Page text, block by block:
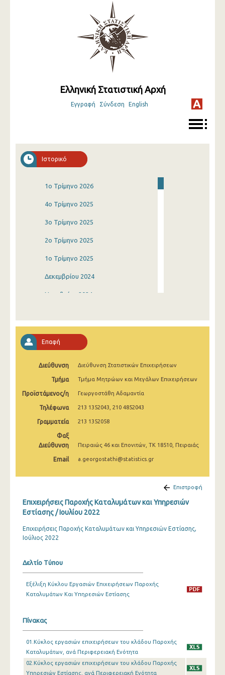
Ελληνική Στατιστική Αρχή
Εγγραφή Σύνδεση English
Ιστορικό
1o Τρίμηνο 2026
4o Τρίμηνο 2025
3o Τρίμηνο 2025
2o Τρίμηνο 2025
1o Τρίμηνο 2025
Δεκεμβρίου 2024
Νοεμβρίου 2024
Αυγούστου 2024
Ιουλίου 2024
Ιουνίου 2024
Μαΐου 2024
Απριλίου 2024
Μαρτίου 2024
Φεβρουαρίου 2024
Ιανουαρίου 2024
Νοεμβρίου 2023
Οκτωβρίου 2023
Ιουλίου 2023
Ιουνίου 2023
Απριλίου 2023
Μαρτίου 2023
Φεβρουαρίου 2023
Επαφή
Διεύθυνση Διεύθυνση Στατιστικών Επιχειρήσεων
Τμήμα Τμήμα Μητρώων και Μεγάλων Επιχειρήσεων
Προϊστάμενος/η Γεωργοστάθη Αδαμαντία
Τηλέφωνα 213 1352043, 210 4852043
Γραμματεία 213 1352058
Φαξ
Διεύθυνση
Πειραιώς 46 και Επονιτών, ΤΚ 18510, Πειραιάς
Email a.georgostathi@statistics.gr
Επιστροφή
Επιχειρήσεις Παροχής Καταλυμάτων και Υπηρεσιών
Εστίασης / Ιουλίου 2022
Επιχειρήσεις Παροχής Καταλυμάτων και Υπηρεσιών Εστίασης,
Ιούλιος 2022
Δελτίο Τύπου
Εξέλιξη Κύκλου Εργασιών Επιχειρήσεων Παροχής
Καταλυμάτων Και Υπηρεσιών Εστίασης
Πίνακας
01.Κύκλος εργασιών επιχειρήσεων του κλάδου Παροχής
Καταλυμάτων, ανά Περιφερειακή Ενότητα
02.Κύκλος εργασιών επιχειρήσεων του κλάδου Παροχής
Υπηρεσιών Εστίασης, ανά Περιφερειακή Ενότητα